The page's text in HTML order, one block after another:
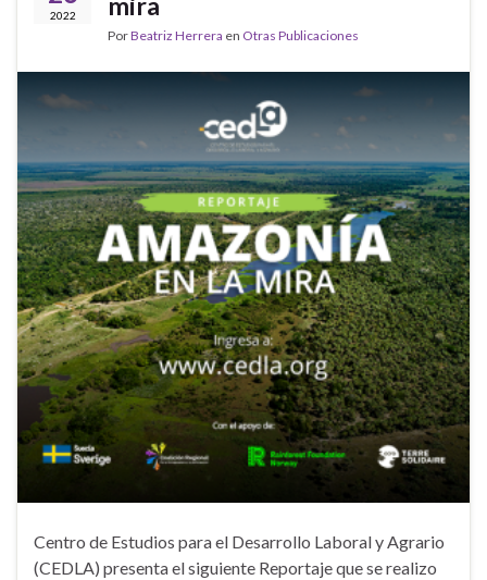
2022
PorBeatriz Herrera en Otras Publicaciones
Centro de Estudios para el Desarrollo Laboral y Agrario
(CEDLA) presenta el siguiente Reportaje que se realizo